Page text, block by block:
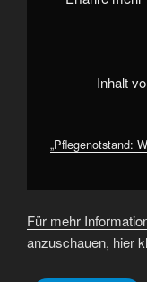
Inhalt
„Pflegenotstand:
Für mehr
anzuschauen, hier